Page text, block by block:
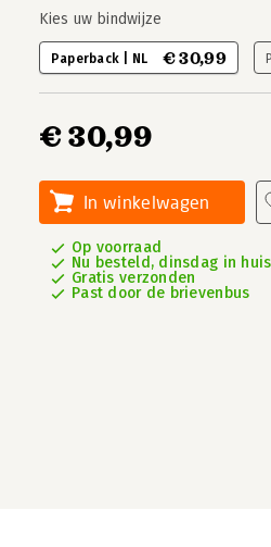
Kies uw bindwijze
Paperback | NL € 30,99
€ 30,99
In winkelwagen
Op voorraad
Nu besteld, dinsdag in huis
Gratis verzonden
Past door de brievenbus